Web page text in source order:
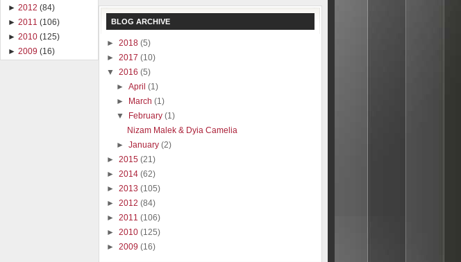
BLOG ARCHIVE
► 2018 (5)
► 2017 (10)
▼ 2016 (5)
►April(1)
► March(1)
▼ February(1)
Nizam Malek & Dyia Camelia
►January(2)
► 2015 (21)
► 2014 (62)
► 2013 (105)
► 2012 (84)
► 2011 (106)
► 2010 (125)
► 2009 (16)
► 2012 (84)
► 2011 (106)
► 2010 (125)
► 2009 (16)